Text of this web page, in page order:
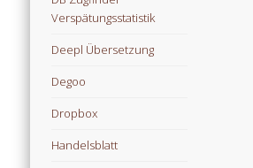
Verspätungsstatistik
Deepl Übersetzung
Degoo
Dropbox
Handelsblatt